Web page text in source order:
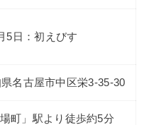
5日：初えびす
名古屋市中区栄3-35-30
町」駅より徒歩約5分